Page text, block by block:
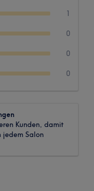
1
0
0
0
Kunden, damit
Salon